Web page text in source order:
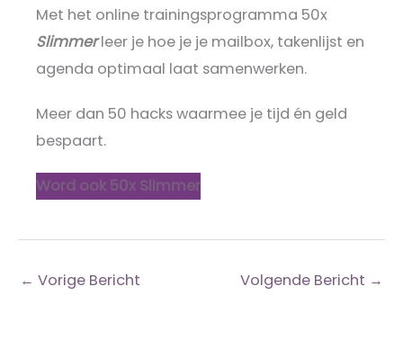
Met het online trainingsprogramma 50x
Slimmerleer je hoe je je mailbox, takenlijst en
agenda optimaal laat samenwerken.
Meer dan 50 hacks waarmee je tijd én geld
bespaart.
Word ook 50x Slimmer
← Vorige Bericht Volgende Bericht →